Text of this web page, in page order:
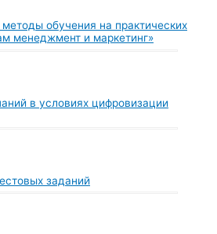
обучения на практических
менеджмент и маркетинг»
в условиях цифровизации
заданий